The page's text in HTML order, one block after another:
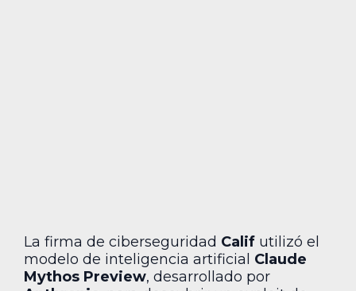
La firma de ciberseguridad Calif utilizó el
modelo de inteligencia artificial Claude
Mythos Preview, desarrollado por